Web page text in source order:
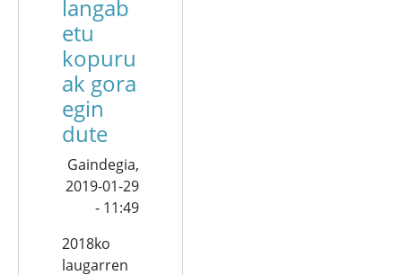
langab
etu
kopuru
ak gora
egin
dute
Gaindegia,
2019-01-29
- 11:49
2018ko
laugarren